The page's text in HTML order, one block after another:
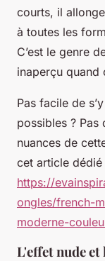
courts, il
à toutes les
C’est le genre
inaperçu quand
Pas facile de
possibles ?
nuances de
cet article dédié
https://
ongles/french-
moderne-
L'effet nude